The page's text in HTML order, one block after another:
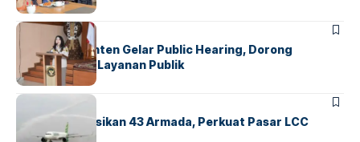
BANDARA BERITA
Karantina Banten Gelar Public Hearing, Dorong
Transparansi Layanan Publik
BANDARA
Citilink Operasikan 43 Armada, Perkuat Pasar LCC
Nasional